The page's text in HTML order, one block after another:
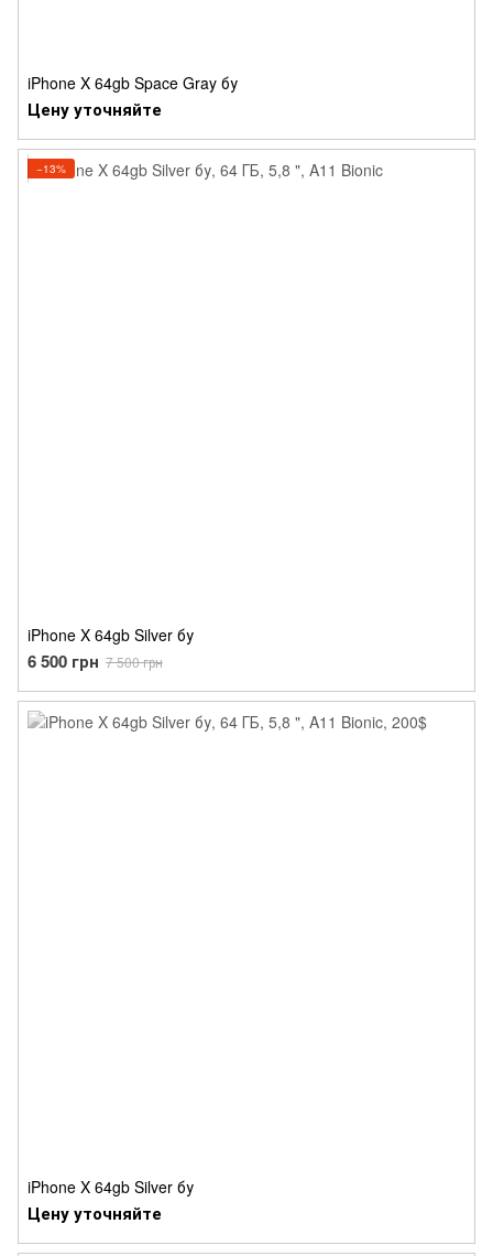
iPhone X 64gb Space Gray бу
Цену уточняйте
−13%
iPhone X 64gb Silver бу
6 500 грн 7 500 грн
iPhone X 64gb Silver бу
Цену уточняйте